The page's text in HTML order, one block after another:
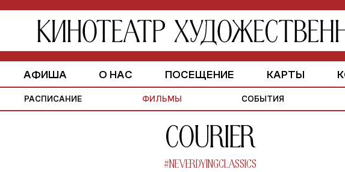
АФИША
РАСПИСАНИЕ ФИЛЬМЫ СОБЫТИЯ
О НАС
ЗАЛЫ ИСТОРИЯ ПАРТНЕРАМ
ПОСЕЩЕНИЕ КАРТЫ
Courier
#NEVERDYINGCLASSICS